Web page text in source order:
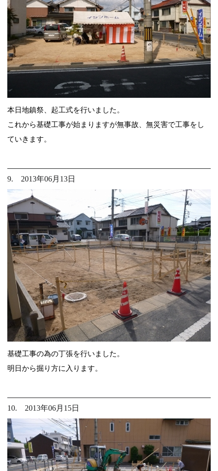
本日地鎮祭、起工式を行いました。
これから基礎工事が始まりますが無事故、無災害で工事をし
ていきます。
9. 2013年06月13日
基礎工事の為の丁張を行いました。
明日から掘り方に入ります。
10. 2013年06月15日